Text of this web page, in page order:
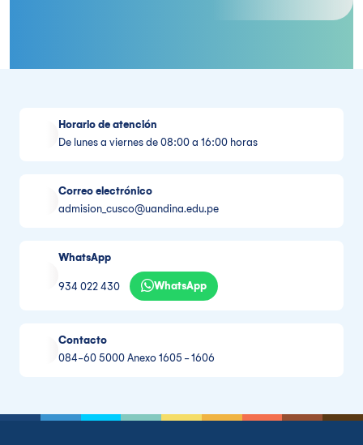
Horario de atención
De lunes a viernes de 08:00 a 16:00 horas
Correo electrónico
admision_cusco@uandina.edu.pe
WhatsApp
934 022 430 WhatsApp
Contacto
084-60 5000 Anexo 1605 - 1606